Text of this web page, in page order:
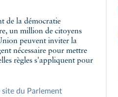
un million de citoyens
peuvent inviter la
nécessaire pour mettre
règles s'appliquent pour
site du Parlement